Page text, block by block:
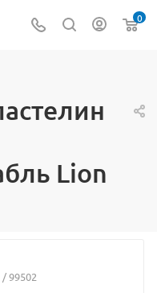
0
Lion
/ 99502